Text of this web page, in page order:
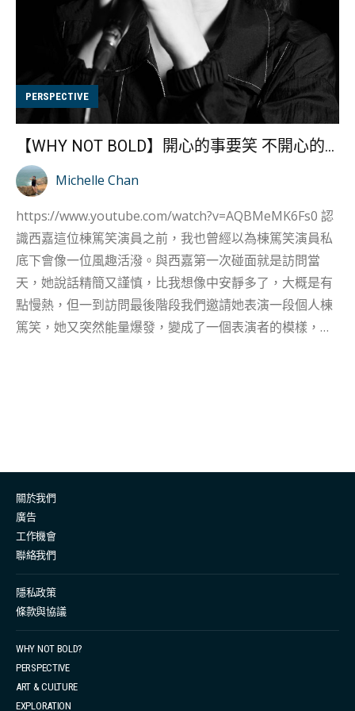
PERSPECTIVE
【WHY NOT BOLD】開心的事要笑 不開心的更要笑 棟篤笑演員西嘉專訪
Michelle Chan
https://www.youtube.com/watch?v=AQBMeMK6Fs0 認
識西嘉這位棟篤笑演員之前，我也曾經以為棟篤笑演員私
底下會像一位風趣活潑。與西嘉第一次碰面就是訪問當
天，她說話精簡又謹慎，比我想像中安靜多了，大概是有
點慢熱，但一到訪問最後階段我們邀請她表演一段個人棟
篤笑，她又突然能量爆發，變成了一個表演者的模樣，讓
「棟篤笑」之王黃子華，當年就是因為西嘉的父親在她 9
歲時候買了黃子華的 DVD ，令她認識到棟篤笑表演。她
分享：「雖然當時我 9 歲，聽子華講棟篤笑，背後意思有
好多都係聽唔明，但係見到觀眾啲反應，又會覺得好似真
係幾好笑咁，就覺得如果一個人講嘢可以令人開心笑，係
好有成功感。」 談及對「子華神」經典難忘的棟篤笑笑
黃子華的棟篤笑構思的厲害之處。即使他正在諷刺觀眾，
但入場觀眾就算被罵，也忍不住會笑開來。雖然「魚蛋
論」笑話很精簡，但用一個比喻就能呈現到香港社會不良
關於我們
廣告
工作機會
聯絡我們
隱私政策
條款與協議
WHY NOT BOLD?
PERSPECTIVE
ART & CULTURE
EXPLORATION